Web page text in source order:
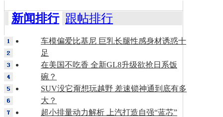
新闻排行 跟帖排行
车模偏爱比基尼 巨乳长腿性感身材诱惑十
足
在美国不吃香 全新GL8升级欲抢日系饭
碗？
SUV没它甭想玩越野 差速锁神通到底有多
大？
超小排量动力解析 上汽打造自强“蓝芯”